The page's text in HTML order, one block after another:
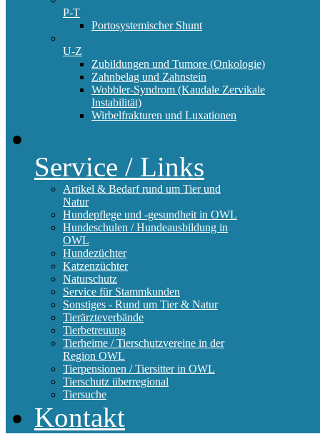
P-T
Portosystemischer Shunt
U-Z
Zubildungen und Tumore (Onkologie)
Zahnbelag und Zahnstein
Wobbler-Syndrom (Kaudale Zervikale
Instabilität)
Wirbelfrakturen und Luxationen
Service / Links
Artikel & Bedarf rund um Tier und
Natur
Hundepflege und -gesundheit in OWL
Hundeschulen / Hundeausbildung in
OWL
Hundezüchter
Katzenzüchter
Naturschutz
Service für Stammkunden
Sonstiges - Rund um Tier & Natur
Tierärzteverbände
Tierbetreuung
Tierheime / Tierschutzvereine in der
Region OWL
Tierpensionen / Tiersitter in OWL
Tierschutz überregional
Tiersuche
Kontakt